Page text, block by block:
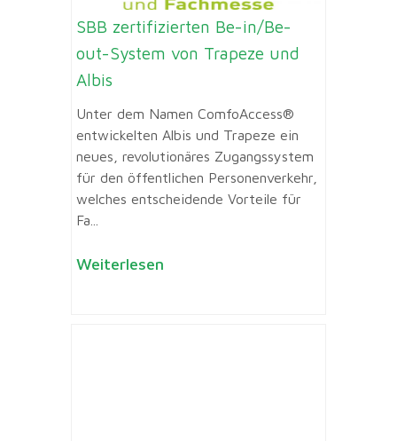
SBB zertifizierten Be-in/Be-
out-System von Trapeze und
Albis
Unter dem Namen ComfoAccess®
entwickelten Albis und Trapeze ein
neues, revolutionäres Zugangssystem
für den öffentlichen Personenverkehr,
welches entscheidende Vorteile für
Fa...
Weiterlesen